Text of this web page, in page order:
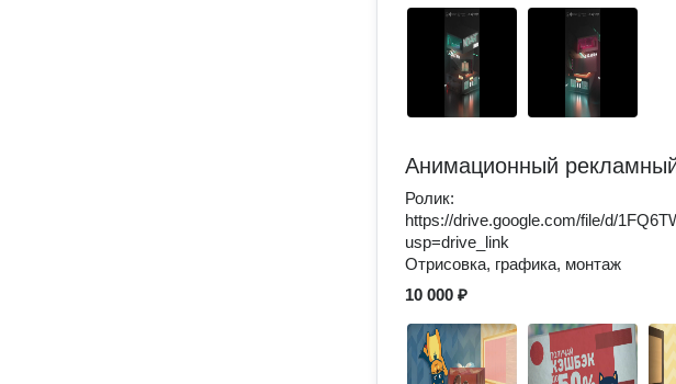
Анимационный
Ролик:
https://drive.google.com/file/d/
usp=drive_link
Отрисовка, графика, монтаж
10 000 ₽